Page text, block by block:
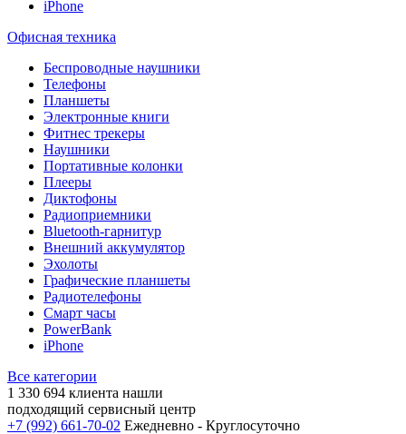
iPhone
Офисная техника
Беспроводные наушники
Телефоны
Планшеты
Электронные книги
Фитнес трекеры
Наушники
Портативные колонки
Плееры
Диктофоны
Радиоприемники
Bluetooth-гарнитур
Внешний аккумулятор
Эхолоты
Графические планшеты
Радиотелефоны
Смарт часы
PowerBank
iPhone
Все категории
1 330 694 клиента нашли
подходящий сервисный центр
+7 (992) 661-70-02 Ежедневно - Круглосуточно